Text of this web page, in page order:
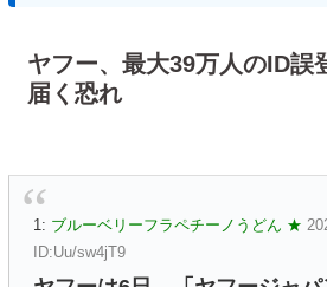
ヤフー、最大39万人のID
届く恐れ
1: ブルーベリーフラペチーノうどん ★
ID:Uu/sw4jT9